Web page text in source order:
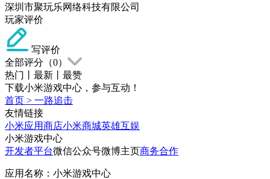
深圳市聚玩乐网络科技有限公司
玩家评价
写评价
全部评分（0）
热门
最新
最赞
下载小米游戏中心，参与互动！
首页 > 一路追击
友情链接
小米应用商店小米商城英雄互娱
小米游戏中心
开发者平台微信公众号微博主页商务合作
应用名称：小米游戏中心